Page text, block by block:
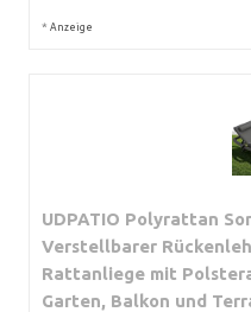
* Anzeige
UDPATIO Polyrattan
Verstellbarer
Rattanliege mit
Garten, Balkon und